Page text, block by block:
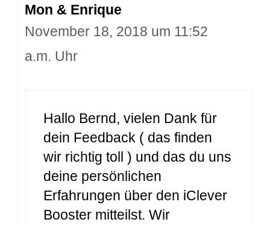
Mon & Enrique
November 18, 2018 um 11:52
a.m. Uhr
Hallo Bernd, vielen Dank für
dein Feedback ( das finden
wir richtig toll ) und das du uns
deine persönlichen
Erfahrungen über den iClever
Booster mitteilst. Wir